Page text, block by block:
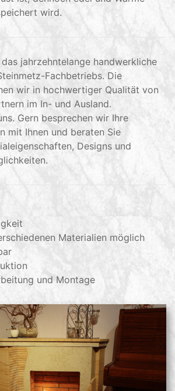
wird.
jahrzehntelange handwerkliche
Fachbetriebs. Die
wir in hochwertiger Qualität von
im In- und Ausland.
Gern besprechen wir Ihre
mit Ihnen und beraten Sie
Designs und
Materialien möglich
und Montage